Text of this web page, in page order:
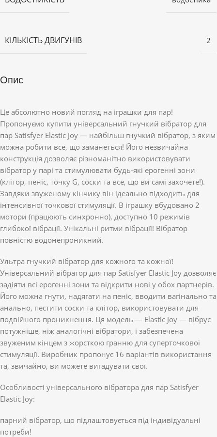
КІЛЬКІСТЬ ДВИГУНІВ 2
Опис
Це абсолютно новий погляд на іграшки для пар!
Пропонуємо купити універсальний гнучкий вібратор для
пар Satisfyer Elastic Joy — найбільш гнучкий вібратор, з яким
можна робити все, що заманеться! Його незвичайна
конструкція дозволяє різноманітно використовувати
вібратор у парі та стимулювати будь-які ерогенні зони
(клітор, пеніс, точку G, соски та все, що ви самі захочете!).
Завдяки звуженому кінчику він ідеально підходить для
інтенсивної точкової стимуляції. В іграшку вбудовано 2
мотори (працюють синхронно), доступно 10 режимів
глибокої вібрації. Унікальні ритми вібрації! Вібратор
повністю водонепроникний.
Ультра гнучкий вібратор для кожного та кожної!
Універсальний вібратор для пар Satisfyer Elastic Joy дозволяє
задіяти всі ерогенні зони та відкрити нові у обох партнерів.
Його можна гнути, надягати на пеніс, вводити вагінально та
анально, пестити соски та клітор, використовувати для
подвійного проникнення. Ця модель — Elastic Joy — вібрує
потужніше, ніж аналогічні вібратори, і забезпечена
звуженим кінцем з жорсткою гранню для суперточкової
стимуляції. Виробник пропонує 16 варіантів використання
та, звичайно, ви можете вигадувати свої.
Особливості універсального вібратора для пар Satisfyer
Elastic Joy:
парний вібратор, що підлаштовується під індивідуальні
потреби!